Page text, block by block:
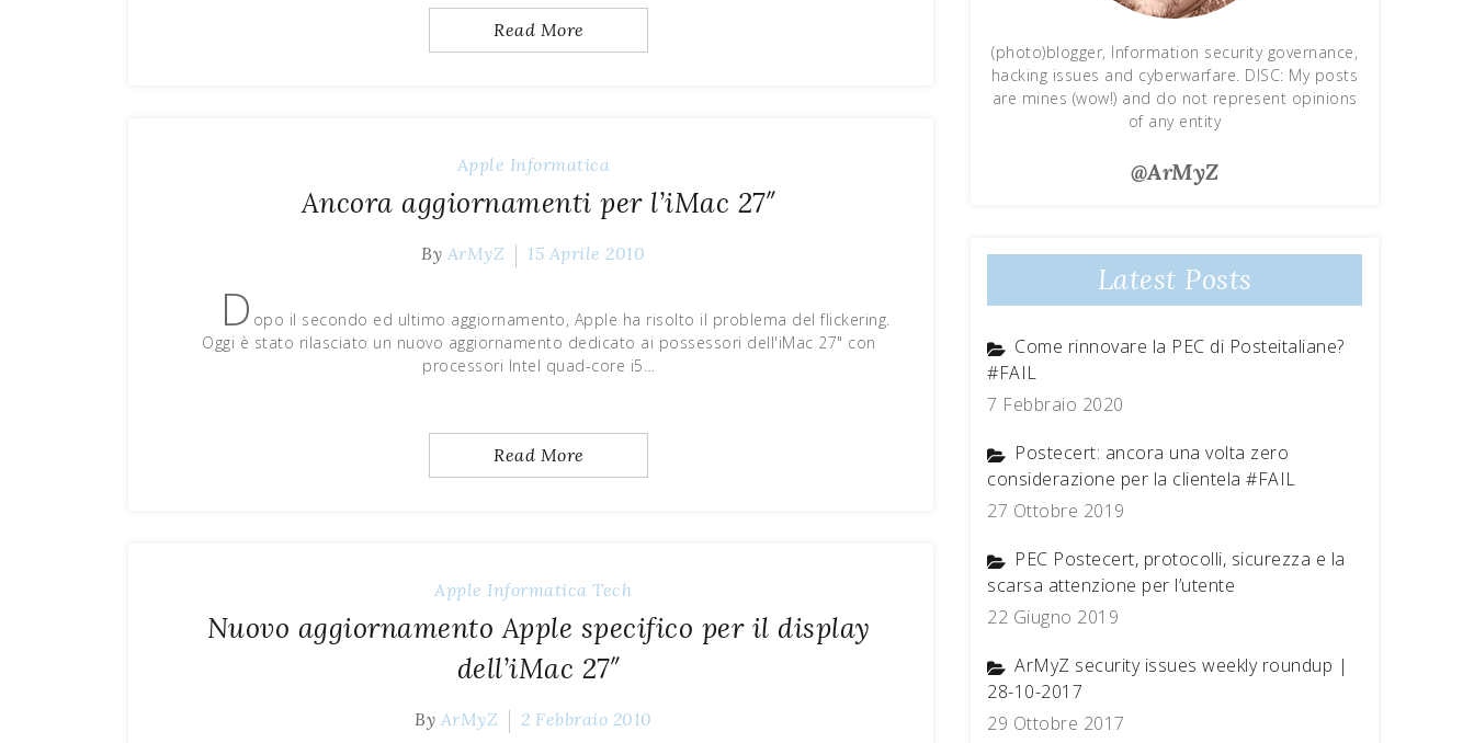
Read More
Apple Informatica
Ancora aggiornamenti per l’iMac 27″
By ArMyZ 15 Aprile 2010
D opo il secondo ed ultimo aggiornamento, Apple ha risolto il problema del flickering.
Oggi è stato rilasciato un nuovo aggiornamento dedicato ai possessori dell'iMac 27" con
processori Intel quad-core i5…
Read More
Apple Informatica Tech
Nuovo aggiornamento Apple specifico per il display
dell’iMac 27″
By ArMyZ 2 Febbraio 2010
(photo)blogger, Information security governance,
hacking issues and cyberwarfare. DISC: My posts
are mines (wow!) and do not represent opinions
of any entity
@ArMyZ
Latest Posts
Come rinnovare la PEC di Posteitaliane?
#FAIL
7 Febbraio 2020
Postecert: ancora una volta zero
considerazione per la clientela #FAIL
27 Ottobre 2019
PEC Postecert, protocolli, sicurezza e la
scarsa attenzione per l’utente
22 Giugno 2019
ArMyZ security issues weekly roundup |
28-10-2017
29 Ottobre 2017